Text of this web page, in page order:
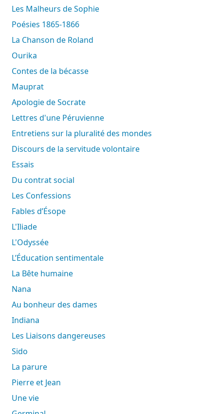
Les Malheurs de Sophie
Poésies 1865-1866
La Chanson de Roland
Ourika
Contes de la bécasse
Mauprat
Apologie de Socrate
Lettres d'une Péruvienne
Entretiens sur la pluralité des mondes
Discours de la servitude volontaire
Essais
Du contrat social
Les Confessions
Fables d’Ésope
L'Iliade
L'Odyssée
L’Éducation sentimentale
La Bête humaine
Nana
Au bonheur des dames
Indiana
Les Liaisons dangereuses
Sido
La parure
Pierre et Jean
Une vie